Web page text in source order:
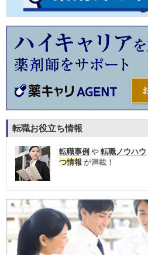
転職お役立ち情報
転職事例 や 転職ノウハウ
つ情報 が満載！